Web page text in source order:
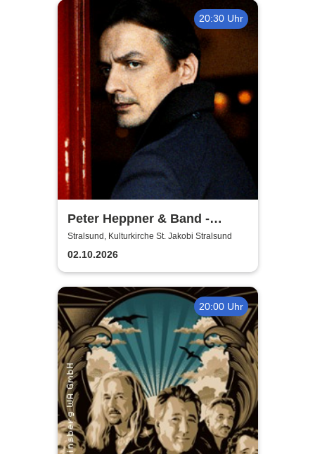
20:30 Uhr
Peter Heppner & Band -
Akustik Tour 2026
Stralsund, Kulturkirche St. Jakobi Stralsund
02.10.2026
20:00 Uhr